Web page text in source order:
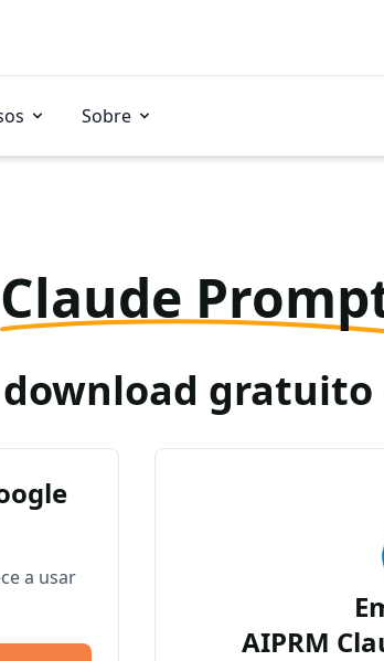
Sobre
Claude
download gratuito
a usar
AIPRM